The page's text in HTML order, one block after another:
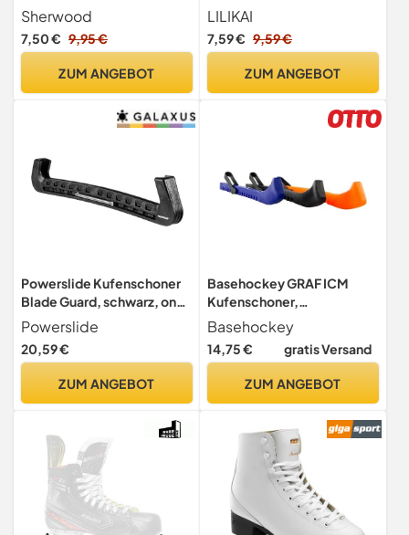
Sherwood
7,50 € 9,95 €
ZUM ANGEBOT
Schoner,Schlittschuh
Schoner,Kufenschutz
Zubehör,Kufenstrumpf
Kufenstrümpfe
Damen Herren Kinder
LILIKAI
7,59 € 9,59 €
ZUM ANGEBOT
Powerslide Kufenschoner
Blade Guard, schwarz, one
size, 902069
Powerslide
20,59 €
ZUM ANGEBOT
Basehockey GRAF ICM
Kufenschoner,
Farbe:schwarz
Basehockey
14,75 € gratis Versand
ZUM ANGEBOT